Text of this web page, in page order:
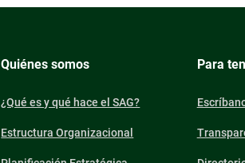
Quiénes somos
¿Qué es y qué hace el SAG?
Estructura Organizacional
Para